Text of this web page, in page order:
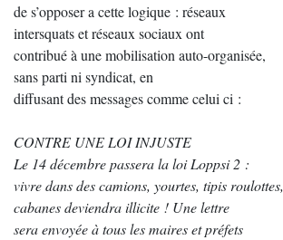
de s’opposer a cette logique : réseaux
intersquats et réseaux sociaux ont
contribué à une mobilisation auto-organisée,
sans parti ni syndicat, en
diffusant des messages comme celui ci :
CONTRE UNE LOI INJUSTE
Le 14 décembre passera la loi Loppsi 2 :
vivre dans des camions, yourtes, tipis roulottes,
cabanes deviendra illicite ! Une lettre
sera envoyée à tous les maires et préfets